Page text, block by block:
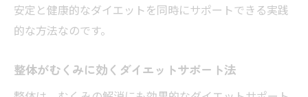
安定と健康的なダイエットを同時にサポートできる実践
的な方法なのです。
整体がむくみに効くダイエットサポート法